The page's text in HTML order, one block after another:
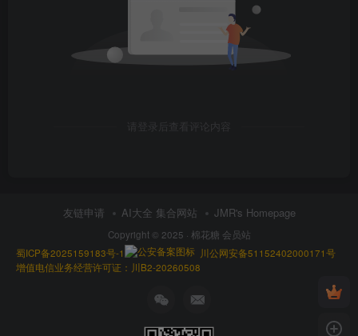
请登录后查看评论内容
友链申请 AI大全 集合网站 JMR's Homepage
Copyright © 2025 · 棉花糖 会员站
蜀ICP备2025159183号-1
川公网安备51152402000171号
增值电信业务经营许可证：川B2-20260508